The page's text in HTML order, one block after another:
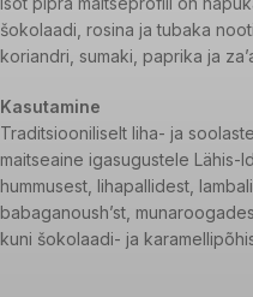
šokolaadi, rosina ja tubaka
koriandri, sumaki, paprika ja
Kasutamine
Traditsiooniliselt liha- ja
maitseaine igasugustele Lähis-
hummusest, lihapallidest,
babaganoush’st,
kuni šokolaadi- ja